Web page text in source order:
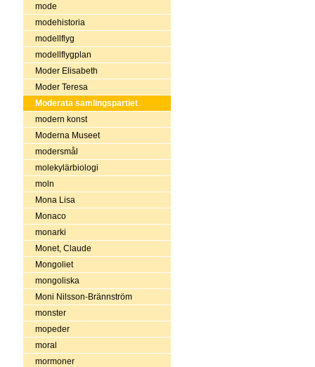
mode
modehistoria
modellflyg
modellflygplan
Moder Elisabeth
Moder Teresa
Moderata samlingspartiet
modern konst
Moderna Museet
modersmål
molekylärbiologi
moln
Mona Lisa
Monaco
monarki
Monet, Claude
Mongoliet
mongoliska
Moni Nilsson-Brännström
monster
mopeder
moral
mormoner